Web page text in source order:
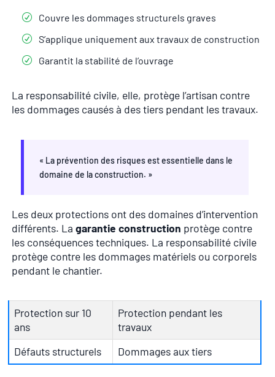
Couvre les dommages structurels graves
S’applique uniquement aux travaux de construction
Garantit la stabilité de l’ouvrage
La responsabilité civile, elle, protège l’artisan contre
les dommages causés à des tiers pendant les travaux.
« La prévention des risques est essentielle dans le
domaine de la construction. »
Les deux protections ont des domaines d’intervention
différents. La garantie construction protège contre
les conséquences techniques. La responsabilité civile
protège contre les dommages matériels ou corporels
pendant le chantier.
Protection sur 10
ans
Protection pendant les
travaux
Défauts structurels
Dommages aux tiers